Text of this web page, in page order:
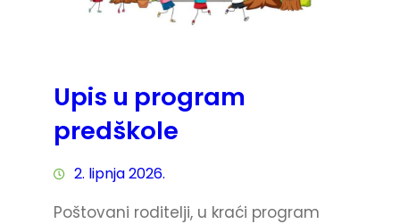
Upis u program
predškole
2. lipnja 2026.
Poštovani roditelji, u kraći program